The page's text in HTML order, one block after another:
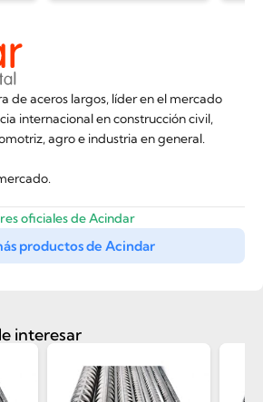
de aceros largos, líder en el mercado
internacional en construcción civil,
agro e industria en general.
oficiales de Acindar
productos de Acindar
interesar